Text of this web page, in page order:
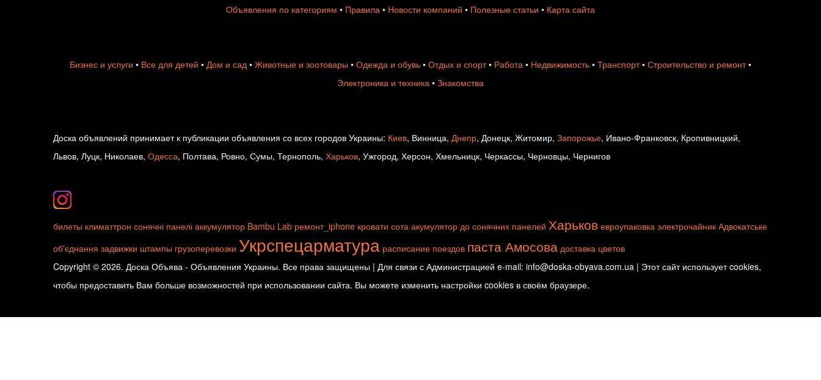
Объявления по категориям • Правила • Новости компаний • Полезные статьи • Карта сайта
Бизнес и услуги • Все для детей • Дом и сад • Животные и зоотовары • Одежда и обувь • Отдых и спорт• Работа • Недвижимость • Транспорт• Строительство и ремонт•
Электроника и техника • Знакомства
Доска объявлений принимает к публикации объявления со всех городов Украины: Киев, Винница, Днепр, Донецк, Житомир, Запорожье, Ивано-Франковск, Кропивницкий,
Львов, Луцк, Николаев, Одесса, Полтава, Ровно, Сумы, Тернополь, Харьков, Ужгород, Херсон, Хмельницк, Черкассы, Черновцы, Чернигов
билеты климаттрон сонячні панелі аккумулятор Bambu Lab ремонт_iphone кровати сота акумулятор до сонячних панелей Харьков евроупаковка электрочайник Адвокатське
об'єднання задвижки штампы грузоперевозки Укрспецарматура расписание поездов паста Амосова доставка цветов
Copyright © 2026. Доска Объява - Объявления Украины. Все права защищены | Для связи с Администрацией e-mail: info@doska-obyava.com.ua | Этот сайт использует cookies,
чтобы предоставить Вам больше возможностей при использовании сайта. Вы можете изменить настройки cookies в своём браузере.